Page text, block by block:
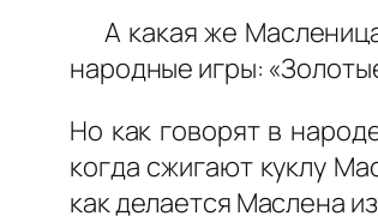
А какая же Масленица
народные игры:
Но как говорят в
когда сжигают куклу
как делается Маслена